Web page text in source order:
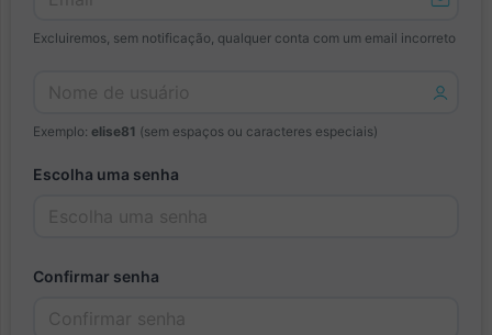
Excluiremos, sem notificação, qualquer conta com um email incorreto
Exemplo: elise81 (sem espaços ou caracteres especiais)
Escolha uma senha
Confirmar senha